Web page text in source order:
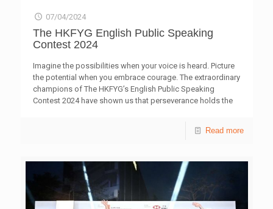
自己日常生活的用水習慣，從而思考如何節省用水。他亦鼓
勵各惜水大使將有關訊息推廣給家人、朋友以及整個社會，
提高大家節省用水的意識。 香港青年協會督導主任（媒體
前提下，煮出各具特色的菜式，且每道佳餚均具高水準。他
亦感謝多間學校的積極參與，特別在製作網上節目「惜水交
戰」遊戲日，學生在愉快的環境下學習相關知識。 星級惜
水大使黃正宜（阿正）表示，在烹飪過程中，除了計算實際
日」及是次廚藝比賽，她意識到居家用水大有學問，自己也
亞軍的陳慧璇和林梓榆則分享此計劃改變了他們用水的習
慣，在生活中比以前更惜水；季軍的吳詩敏及鄧雋詩亦指
出，比賽讓她們了解到很多不同菜式和惜水方法，發現原來
用很少的水就能烹調出美味菜餚。 至於早前的網上投票，
07/04/2024
The HKFYG English Public Speaking
Contest 2024
Imagine the possibilities when your voice is heard. Picture
the potential when you embrace courage. The extraordinary
champions of The HKFYG’s English Public Speaking
Contest 2024 have shown us that perseverance holds the
Tsz Woon and Benjamin Calvin Wu from Diocesan Boys’
judging, a total of 10 students from the junior and senior
divisions advanced to the final round. This stage
demanded a 3-minute speech on
Read more